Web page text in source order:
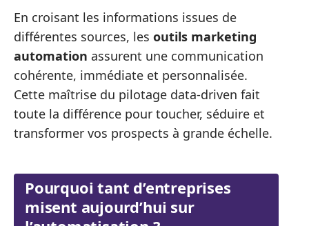
En croisant les informations issues de
différentes sources, les outils marketing
automation assurent une communication
cohérente, immédiate et personnalisée.
Cette maîtrise du pilotage data-driven fait
toute la différence pour toucher, séduire et
transformer vos prospects à grande échelle.
Pourquoi tant d’entreprises
misent aujourd’hui sur